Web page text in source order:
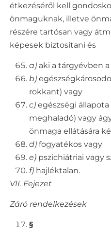
étkezéséről kell
önmaguknak, illetve
részére tartósan vagy
képesek biztosítani és
a) aki a tárgyévben
b)
rokkant) vagy
c) egészségi
meghaladó) vagy
önmaga ellátására
d) fogyatékos vagy
e) pszichiátriai vagy
f) hajléktalan.
VII. Fejezet
Záró rendelkezések
§